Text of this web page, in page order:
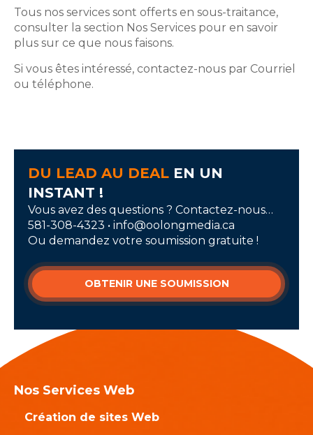
Tous nos services sont offerts en sous-traitance,
consulter la section Nos Services pour en savoir
plus sur ce que nous faisons.
Si vous êtes intéressé, contactez-nous par Courriel
ou téléphone.
DU LEAD AU DEAL EN UN
INSTANT !
Vous avez des questions ? Contactez-nous…
581-308-4323 • info@oolongmedia.ca
Ou demandez votre soumission gratuite !
OBTENIR UNE SOUMISSION
Nos Services Web
Création de sites Web